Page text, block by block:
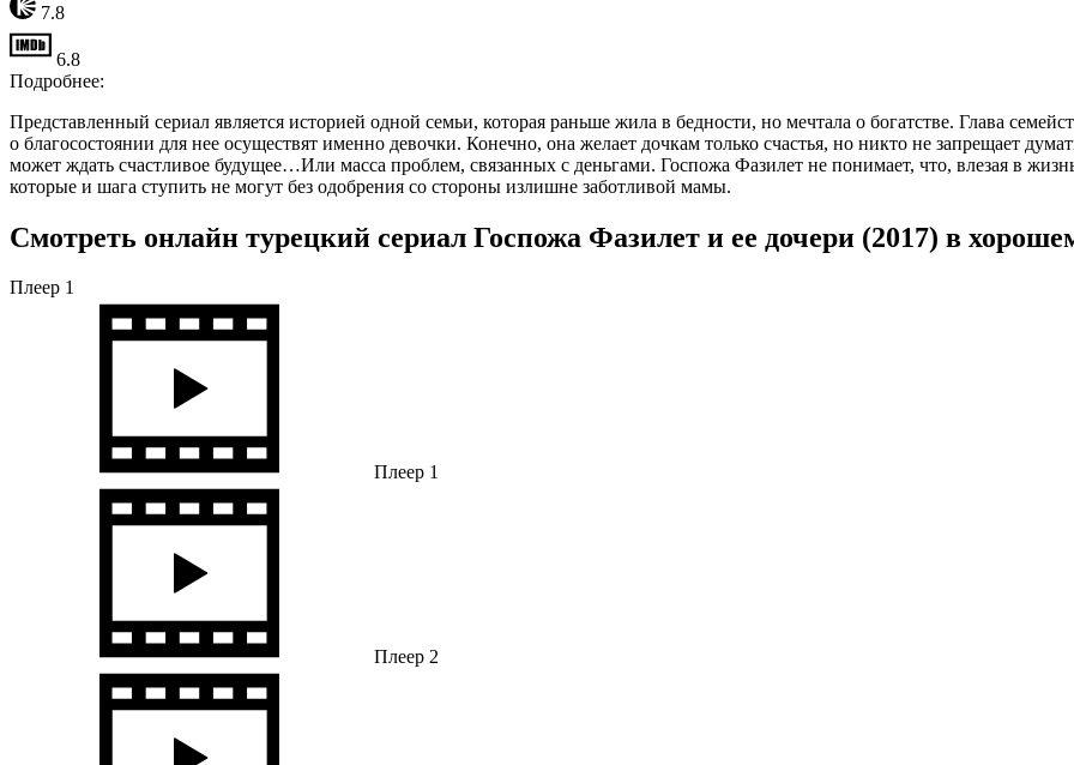
7.8
6.8
Подробнее:
Представленный сериал является историей одной семьи, которая раньше жила в бедности, но мечтала о богатстве. Глава
о благосостоянии для нее осуществят именно девочки. Конечно, она желает дочкам только счастья, но никто не запрещает
может ждать счастливое будущее…Или масса проблем, связанных с деньгами. Госпожа Фазилет не понимает, что, влезая в
которые и шага ступить не могут без одобрения со стороны излишне заботливой мамы.
Смотреть онлайн турецкий сериал Госпожа Фазилет и ее дочери (2017) в
Плеер 1
Плеер 1
Плеер 2